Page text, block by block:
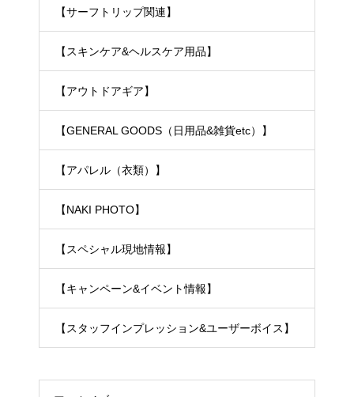
【サーフトリップ関連】
【スキンケア&ヘルスケア用品】
【アウトドアギア】
【GENERAL GOODS（日用品&雑貨etc）】
【アパレル（衣類）】
【NAKI PHOTO】
【スペシャル現地情報】
【キャンペーン&イベント情報】
【スタッフインプレッション&ユーザーボイス】